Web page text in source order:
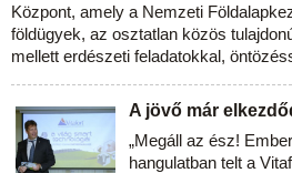
Központ, amely a Nemzeti
földügyek, az osztatlan közös
mellett erdészeti feladatokkal,
A jövő már
„Megáll az ész!
hangulatban telt a